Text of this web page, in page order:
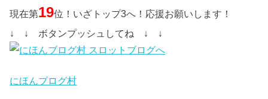
現在第19位！いざトップ3へ！応援お願いします！
↓ ↓ ボタンプッシュしてね ↓ ↓
にほんブログ村